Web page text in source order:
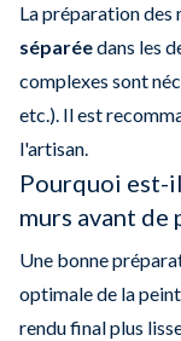
La préparation des
séparéedans les
complexes sont
etc.). Il est
l'artisan.
Pourquoi est-
murs avant de
Une bonne
optimale de la
rendu final plus